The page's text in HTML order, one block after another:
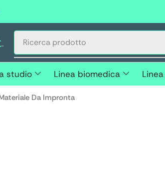
studio Linea biomedica
Da Impronta